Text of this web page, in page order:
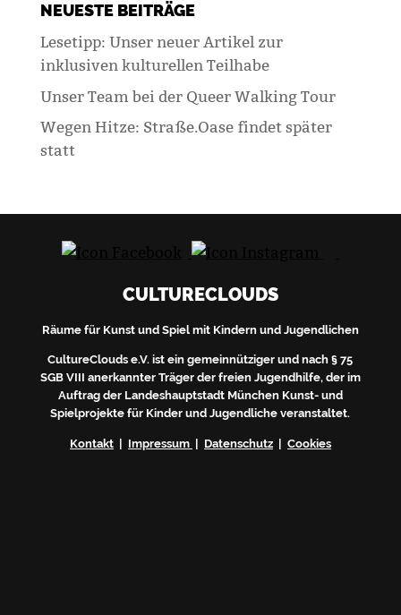
NEUESTE BEITRÄGE
Lesetipp: Unser neuer Artikel zur
inklusiven kulturellen Teilhabe
Unser Team bei der Queer Walking Tour
Wegen Hitze: Straße.Oase findet später
statt
CULTURECLOUDS
Räume für Kunst und Spiel mit Kindern und Jugendlichen
CultureClouds e.V. ist ein gemeinnütziger und nach § 75
SGB VIII anerkannter Träger der freien Jugendhilfe, der im
Auftrag der Landeshauptstadt München Kunst- und
Spielprojekte für Kinder und Jugendliche veranstaltet.
Kontakt| Impressum | Datenschutz| Cookies